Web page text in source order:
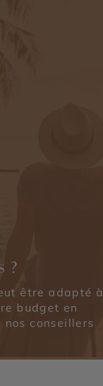
?
être adapté à
budget en
conseillers